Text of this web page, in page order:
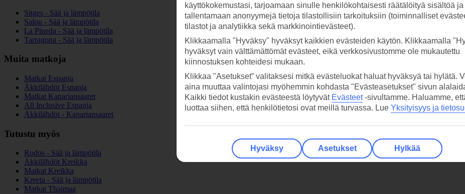
Sitges - Sää ja lämpötila
Salou - Sää ja lämpötila
La Pineda - Sää ja lämpötila
Tarragona - Sää ja lämpötila
Muita matkoja
Matkat Espanja
Äkkilähdöt Espanja
Matkat Kanariansaaret
All Inclusive Espanja
Äkkilähdöt - Kanariansaaret
Tutustu myös
Rodos - Sää ja lämpötila
Äkkilähdöt Kreikka
Matkat Kreikka
Kreeta - Sää ja lämpötila
Matkat Thaimaa
käyttökokemustasi, tarjoamaan sinulle henkilökohtaisesti räätälöityä sisältöä ja
tallentamaan anonyymejä tietoja tilastollisiin tarkoituksiin (toiminnalliset
tilastot ja analytiikka sekä markkinointievästeet).
Klikkaamalla "Hyväksy" hyväksyt kaikkien evästeiden käytön. Klikkaamalla
hyväksyt vain välttämättömät evästeet, eikä verkkosivustomme ole mukautettu
kiinnostuksen kohteidesi mukaan.
Klikkaa "Asetukset” valitaksesi mitkä evästeluokat haluat hyväksyä tai hylätä.
aina muuttaa valintojasi myöhemmin kohdasta "Evästeasetukset" sivun
Kaikki tiedot kustakin evästeestä löytyvät Evästeet-sivultamme. Haluamme,
luottaa siihen, että henkilötietosi ovat meillä turvassa. Lue Yksityisyys ja
Hyväksy Asetukset Hylkää